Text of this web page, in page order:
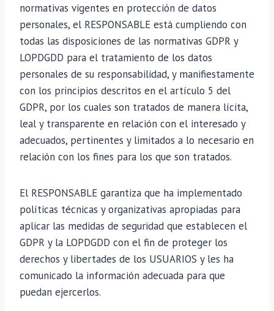
normativas vigentes en protección de datos
personales, el RESPONSABLE está cumpliendo con
todas las disposiciones de las normativas GDPR y
LOPDGDD para el tratamiento de los datos
personales de su responsabilidad, y manifiestamente
con los principios descritos en el artículo 5 del
GDPR, por los cuales son tratados de manera lícita,
leal y transparente en relación con el interesado y
adecuados, pertinentes y limitados a lo necesario en
relación con los fines para los que son tratados.
El RESPONSABLE garantiza que ha implementado
políticas técnicas y organizativas apropiadas para
aplicar las medidas de seguridad que establecen el
GDPR y la LOPDGDD con el fin de proteger los
derechos y libertades de los USUARIOS y les ha
comunicado la información adecuada para que
puedan ejercerlos.